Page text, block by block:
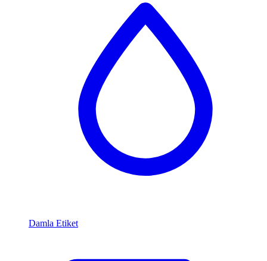
Damla Etiket